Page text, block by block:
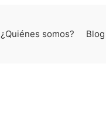
¿Quiénes somos? Blog